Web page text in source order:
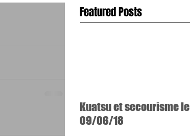
Featured Posts
Kuatsu et secourisme le
09/06/18